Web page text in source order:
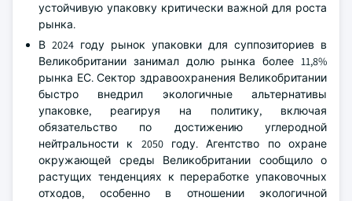
устойчивую упаковку критически важной для роста
рынка.
В 2024 году рынок упаковки для суппозиториев в
Великобритании занимал долю рынка более 11,8%
рынка ЕС. Сектор здравоохранения Великобритании
быстро внедрил экологичные альтернативы
упаковке, реагируя на политику, включая
обязательство по достижению углеродной
нейтральности к 2050 году. Агентство по охране
окружающей среды Великобритании сообщило о
растущих тенденциях к переработке упаковочных
отходов, особенно в отношении экологичной